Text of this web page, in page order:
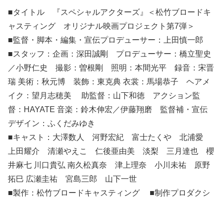
■タイトル 『スペシャルアクターズ』＜松竹ブロードキ
ャスティング オリジナル映画プロジェクト第7弾＞
■監督・脚本・編集・宣伝プロデューサー：上田慎一郎
■スタッフ：企画：深田誠剛 プロデューサー：橋立聖史
／小野仁史 撮影：曽根剛 照明：本間光平 録音：宋晋
瑞 美術：秋元博 装飾：東克典 衣裳：馬場恭子 ヘアメ
イク：望月志穂美 助監督：山下和徳 アクション監
督：HAYATE 音楽：鈴木伸宏／伊藤翔磨 監督補・宣伝
デザイン：ふくだみゆき
■キャスト：大澤数人 河野宏紀 富士たくや 北浦愛
上田耀介 清瀬やえこ 仁後亜由美 淡梨 三月達也 櫻
井麻七 川口貴弘 南久松真奈 津上理奈 小川未祐 原野
拓巳 広瀬圭祐 宮島三郎 山下一世
■製作：松竹ブロードキャスティング ■制作プロダクシ